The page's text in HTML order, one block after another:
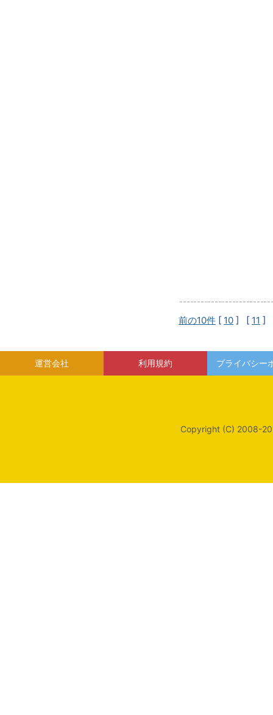
前の10件 [ 10 ] [ 11 ]
運営会社 利用規約 プライバシー
Copyright (C) 2008-